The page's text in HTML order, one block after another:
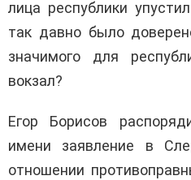
лица республики
так давно было
значимого для
вокзал?
Егор Борисов
имени заявление в
отношении